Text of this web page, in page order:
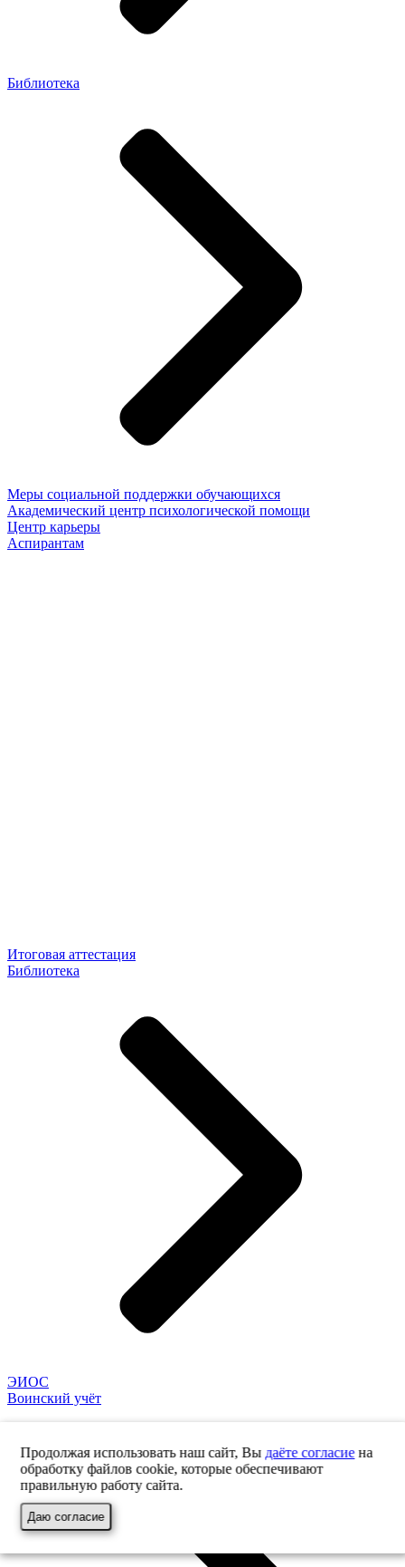
Библиотека
Меры социальной поддержки обучающихся
Академический центр психологической помощи
Центр карьеры
Аспирантам
Итоговая аттестация
Библиотека
ЭИОС
Воинский учёт
Продолжая использовать наш сайт, Вы даёте согласиена
обработку файлов cookie, которые обеспечивают
правильную работу сайта.
Даю согласие